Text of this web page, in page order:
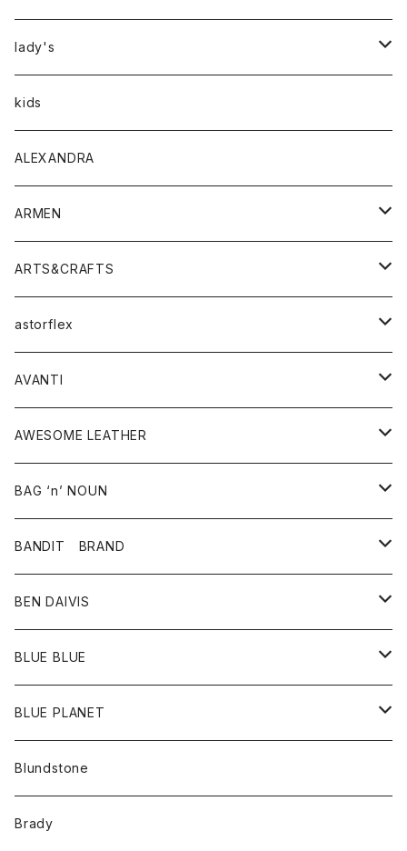
アウター
トップス
Tシャツ
シャツ
ボトムス
lady's
アウター
トップス
Tシャツ・カットソー
シャツ・ブラウス
ボトムス
パンツ
スカート
ワンピース・オールインワン
バッグ
シューズ
アクセサリー
その他雑貨
kids
ALEXANDRA
ARMEN
アウター
コート
ジャケット
トップス
ベスト
シャツ
ワンピース
ボトム
スカート
パンツ
グッズ
靴
ARTS&CRAFTS
アクセサリー
ウォレット
バッグ
astorflex
グッズ
靴
AVANTI
シャツ
AWESOME LEATHER
アウター
革ジャケット
BAG ‘n’ NOUN
アクセサリー
バッグ
ポーチ
BANDIT BRAND
トップス
Ｔシャツ
BEN DAIVIS
ポトム
パンツ
BLUE BLUE
アウター
カーディガン
コート
アクセサリー
バッグ
キッズ
BLUE PLANET
サングラス
Blundstone
Brady